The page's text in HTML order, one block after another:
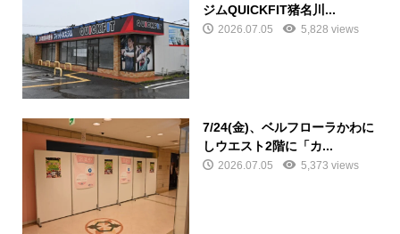
ジムQUICKFIT猪名川...
2026.07.05 5,828 views
7/24(金)、ベルフローラかわに
しウエスト2階に「カ...
2026.07.05 5,373 views